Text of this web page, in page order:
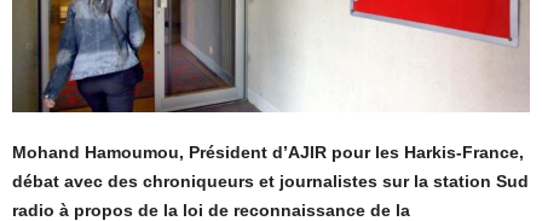
Mohand Hamoumou, Président d’AJIR pour les Harkis-France,
débat avec des chroniqueurs et journalistes sur la station Sud
radio à propos de la loi de reconnaissance de la